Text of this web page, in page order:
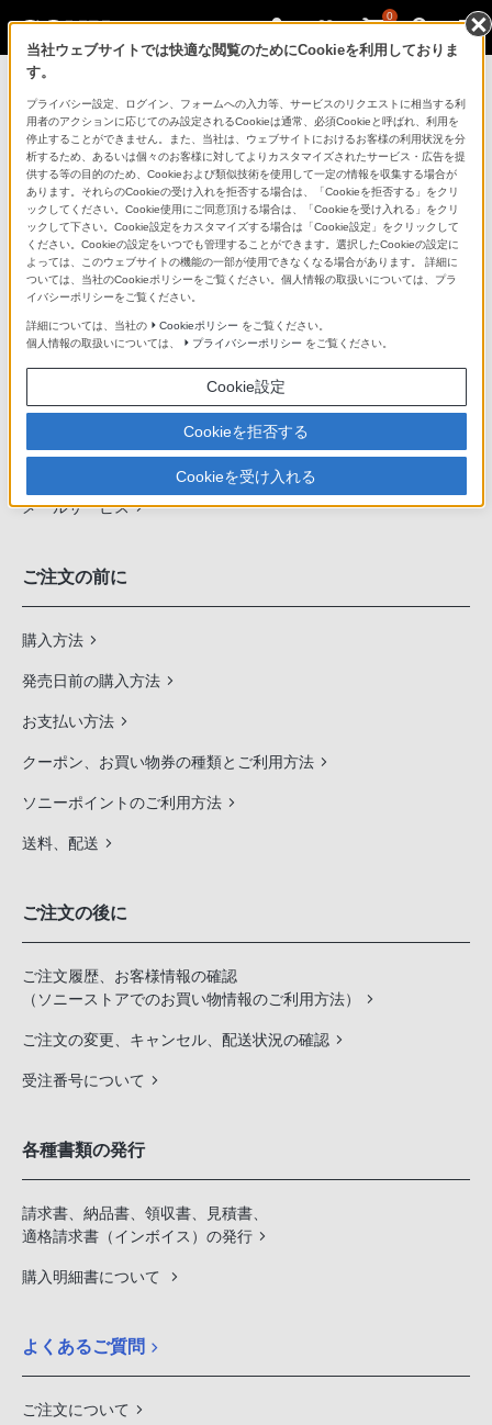
0
ソニーストアのご利用ガイド
ご利用ガイドでは、ソニーストアのご利用方法・サービ
スに関しまとめてご案内しております。
ご利用の前に
ソニーストア 店舗のご案内
ソニーショップ（ソニーストア取次店）のご案内
ソニーストアの特典・サービス
（長期保証、下取サービス、設置・設定サービスなど）
定期クーポンのプレゼントについて
メールサービス
ご注文の前に
購入方法
発売日前の購入方法
お支払い方法
クーポン、お買い物券の種類とご利用方法
ソニーポイントのご利用方法
送料、配送
ご注文の後に
ご注文履歴、お客様情報の確認
（ソニーストアでのお買い物情報のご利用方法）
ご注文の変更、キャンセル、配送状況の確認
受注番号について
各種書類の発行
請求書、納品書、領収書、見積書、
適格請求書（インボイス）の発行
購入明細書について
よくあるご質問
ご注文について
当社ウェブサイトでは快適な閲覧のためにCookieを利用しておりま
す。
プライバシー設定、ログイン、フォームへの入力等、サービスのリクエストに相当する利
用者のアクションに応じてのみ設定されるCookieは通常、必須Cookieと呼ばれ、利用を
停止することができません。また、当社は、ウェブサイトにおけるお客様の利用状況を分
析するため、あるいは個々のお客様に対してよりカスタマイズされたサービス・広告を提
供する等の目的のため、Cookieおよび類似技術を使用して一定の情報を収集する場合が
あります。それらのCookieの受け入れを拒否する場合は、「Cookieを拒否する」をクリ
ックしてください。Cookie使用にご同意頂ける場合は、「Cookieを受け入れる」をクリ
ックして下さい。Cookie設定をカスタマイズする場合は「Cookie設定」をクリックして
ください。Cookieの設定をいつでも管理することができます。選択したCookieの設定に
よっては、このウェブサイトの機能の一部が使用できなくなる場合があります。 詳細に
ついては、当社のCookieポリシーをご覧ください。個人情報の取扱いについては、プラ
イバシーポリシーをご覧ください。
詳細については、当社の Cookieポリシー をご覧ください。
個人情報の取扱いについては、
プライバシーポリシー をご覧ください。
Cookie設定
Cookieを拒否する
Cookieを受け入れる